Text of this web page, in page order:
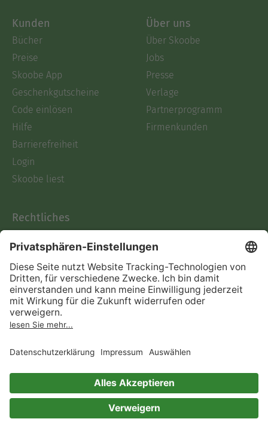
Kunden
Bücher
Preise
Skoobe App
Geschenkgutscheine
Code einlösen
Hilfe
Barrierefreiheit
Login
Skoobe liest
Über uns
Über Skoobe
Jobs
Presse
Verlage
Partnerprogramm
Firmenkunden
Rechtliches
AGB
Informationen nach Data
Act
Verträge hier kündigen
Impressum
Immer ein gutes Buch